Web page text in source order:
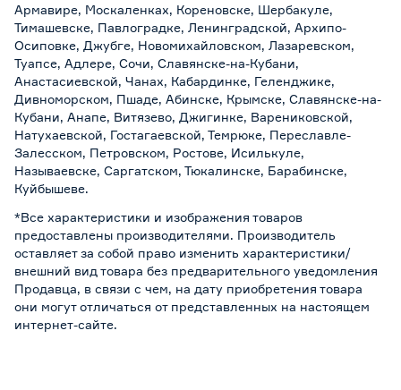
Армавире, Москаленках, Кореновске, Шербакуле,
Тимашевске, Павлоградке, Ленинградской, Архипо-
Осиповке, Джубге, Новомихайловском, Лазаревском,
Туапсе, Адлере, Сочи, Славянске-на-Кубани,
Анастасиевской, Чанах, Кабардинке, Геленджике,
Дивноморском, Пшаде, Абинске, Крымске, Славянске-на-
Кубани, Анапе, Витязево, Джигинке, Варениковской,
Натухаевской, Гостагаевской, Темрюке, Переславле-
Залесском, Петровском, Ростове, Исилькуле,
Называевске, Саргатском, Тюкалинске, Барабинске,
Куйбышеве.
*Все характеристики и изображения товаров
предоставлены производителями. Производитель
оставляет за собой право изменить характеристики/
внешний вид товара без предварительного уведомления
Продавца, в связи с чем, на дату приобретения товара
они могут отличаться от представленных на настоящем
интернет-сайте.